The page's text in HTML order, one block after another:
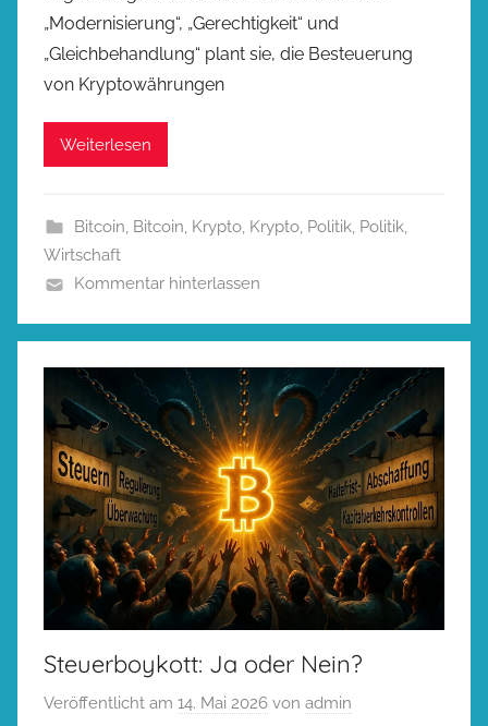
„Modernisierung“, „Gerechtigkeit“ und
„Gleichbehandlung“ plant sie, die Besteuerung
von Kryptowährungen
Weiterlesen
Bitcoin, Bitcoin, Krypto, Krypto, Politik, Politik,
Wirtschaft
Kommentar hinterlassen
Steuerboykott: Ja oder Nein?
Veröffentlicht am 14. Mai 2026 von admin